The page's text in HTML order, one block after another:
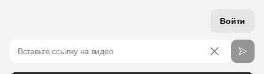
Войти
Вставьте ссылку на видео